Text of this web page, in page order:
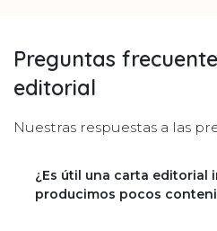
Preguntas
editorial
Nuestras respuestas a las
¿Es útil una carta editorial
producimos pocos